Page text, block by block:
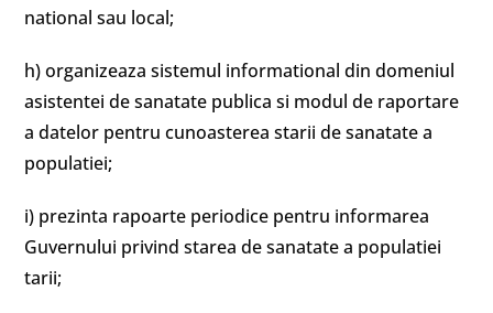
national sau local;
h) organizeaza sistemul informational din domeniul
asistentei de sanatate publica si modul de raportare
a datelor pentru cunoasterea starii de sanatate a
populatiei;
i) prezinta rapoarte periodice pentru informarea
Guvernului privind starea de sanatate a populatiei
tarii;